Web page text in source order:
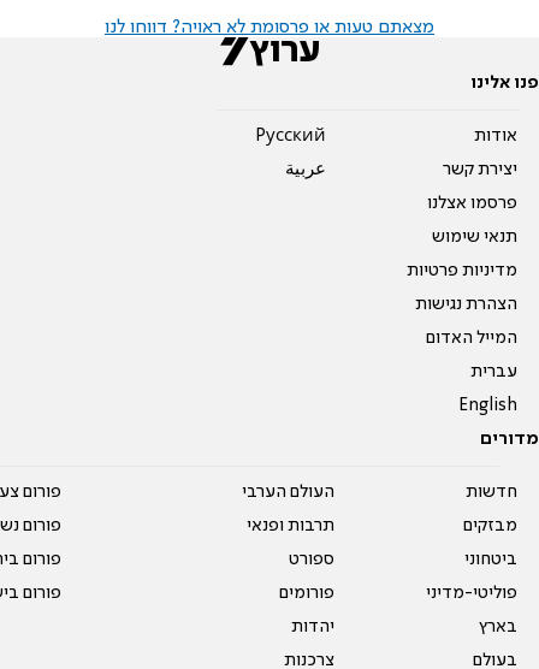
מצאתם טעות או פרסומת לא ראויה? דווחו לנו
פנו אלינו
אודות
יצירת קשר
פרסמו אצלנו
תנאי שימוש
מדיניות פרטיות
הצהרת נגישות
המייל האדום
עברית
English
Pусский
عربية
מדורים
חדשות
מבזקים
ביטחוני
פוליטי-מדיני
בארץ
בעולם
העולם הערבי
תרבות ופנאי
ספורט
פורומים
יהדות
צרכנות
פורום
פורום
פורום
פורום